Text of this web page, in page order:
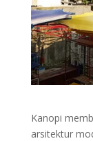
Kanopi
arsitektur